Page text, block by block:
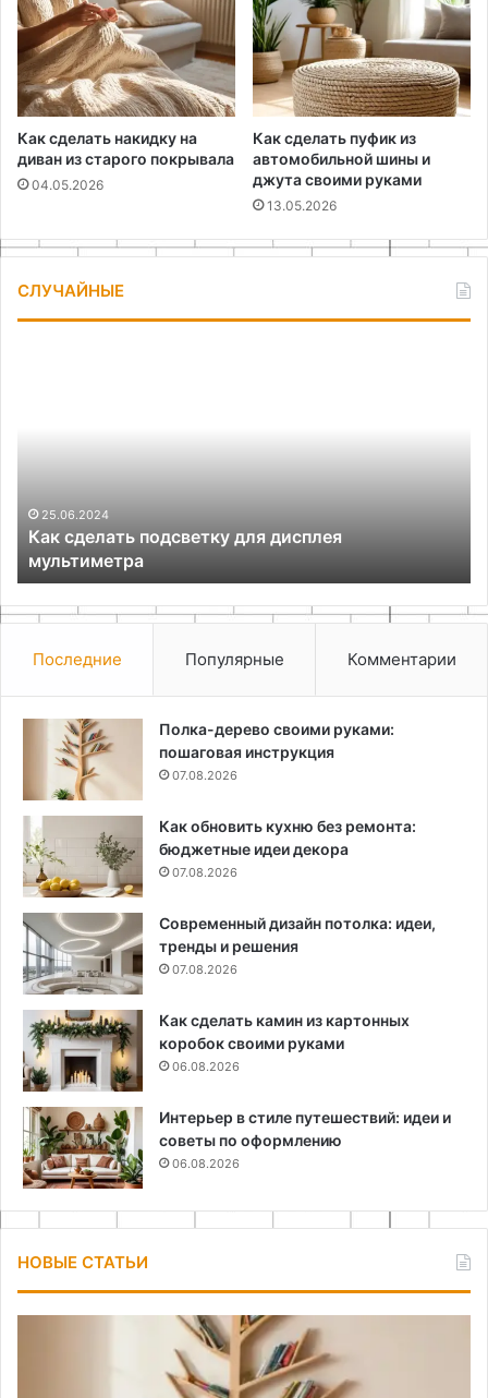
Как сделать накидку на
диван из старого покрывала
04.05.2026
Как сделать пуфик из
автомобильной шины и
джута своими руками
13.05.2026
СЛУЧАЙНЫЕ
25.06.2024
Как сделать подсветку для дисплея
мультиметра
Последние Популярные Комментарии
Полка-дерево своими руками:
пошаговая инструкция
07.08.2026
Как обновить кухню без ремонта:
бюджетные идеи декора
07.08.2026
Современный дизайн потолка: идеи,
тренды и решения
07.08.2026
Как сделать камин из картонных
коробок своими руками
06.08.2026
Интерьер в стиле путешествий: идеи и
советы по оформлению
06.08.2026
НОВЫЕ СТАТЬИ